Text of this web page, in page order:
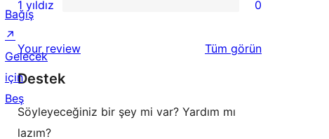
inceleme
yıldızlı
2
inceleme
0
yıldızlı
inceleme
1 yıldız 0
Your review Tüm değerlendirmeleri
görün
Destek
Söyleyeceğiniz bir şey mi var? Yardım mı
lazım?
Bağış
↗
Gelecek
için
Beş